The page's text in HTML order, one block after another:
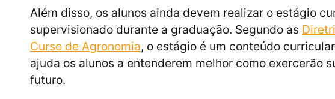
Além disso, os alunos ainda devem realizar o estágio
supervisionado durante a graduação. Segundo as
Curso de Agronomia, o estágio é um conteúdo
ajuda os alunos a entenderem melhor como exercerão
futuro.